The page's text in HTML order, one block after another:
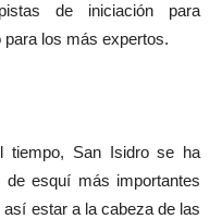
de iniciación para
los más expertos.
tiempo, San Isidro se ha
esquí más importantes
estar a la cabeza de las